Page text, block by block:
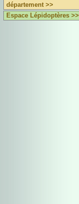
département >>
Espace Lépidoptères >>